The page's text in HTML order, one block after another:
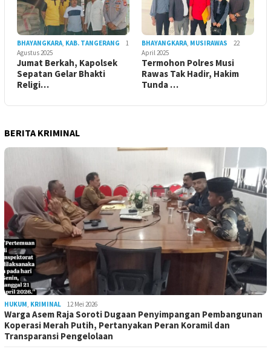
BHAYANGKARA, KAB. TANGERANG
1
Agustus 2025
Jumat Berkah, Kapolsek
Sepatan Gelar Bhakti
Religi…
BHAYANGKARA, MUSIRAWAS
22
April 2025
Termohon Polres Musi
Rawas Tak Hadir, Hakim
Tunda …
BERITA KRIMINAL
HUKUM, KRIMINAL 12 Mei 2026
Warga Asem Raja Soroti Dugaan Penyimpangan Pembangunan
Koperasi Merah Putih, Pertanyakan Peran Koramil dan
Transparansi Pengelolaan